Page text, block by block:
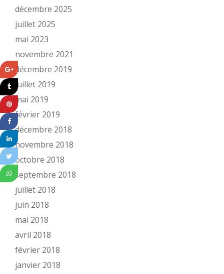
décembre 2025
juillet 2025
mai 2023
novembre 2021
décembre 2019
juillet 2019
mai 2019
février 2019
décembre 2018
novembre 2018
octobre 2018
septembre 2018
juillet 2018
juin 2018
mai 2018
avril 2018
février 2018
janvier 2018